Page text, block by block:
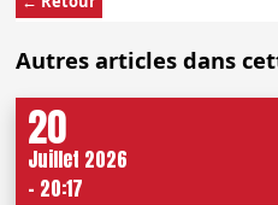
Autres articles dans
20
Juillet 2026
- 20:17